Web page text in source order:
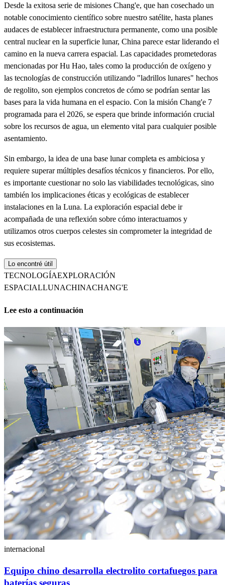
Desde la exitosa serie de misiones Chang'e, que han cosechado un
notable conocimiento científico sobre nuestro satélite, hasta planes
audaces de establecer infraestructura permanente, como una posible
central nuclear en la superficie lunar, China parece estar liderando el
camino en la nueva carrera espacial. Las capacidades prometedoras
mencionadas por Hu Hao, tales como la producción de oxígeno y
las tecnologías de construcción utilizando "ladrillos lunares" hechos
de regolito, son ejemplos concretos de cómo se podrían sentar las
bases para la vida humana en el espacio. Con la misión Chang'e 7
programada para el 2026, se espera que brinde información crucial
sobre los recursos de agua, un elemento vital para cualquier posible
asentamiento.
Sin embargo, la idea de una base lunar completa es ambiciosa y
requiere superar múltiples desafíos técnicos y financieros. Por ello,
es importante cuestionar no solo las viabilidades tecnológicas, sino
también los implicaciones éticas y ecológicas de establecer
instalaciones en la Luna. La exploración espacial debe ir
acompañada de una reflexión sobre cómo interactuamos y
utilizamos otros cuerpos celestes sin comprometer la integridad de
sus ecosistemas.
Lo encontré útil
TECNOLOGÍAEXPLORACIÓN
ESPACIALLUNACHINACHANG'E
Lee esto a continuación
internacional
Equipo chino desarrolla electrolito cortafuegos para
baterías seguras